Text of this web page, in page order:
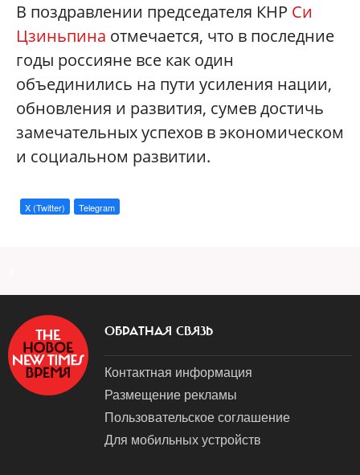
В поздравлении председателя КНР Си
Цзиньпина отмечается, что в последние
годы россияне все как один
объединились на пути усиления нации,
обновления и развития, сумев достичь
замечательных успехов в экономическом
и социальном развитии.
X (Twitter) Telegram
ОБРАТНАЯ СВЯЗЬ
Контактная информация
Размещение рекламы
Пользовательское соглашение
Для мобильных устройств